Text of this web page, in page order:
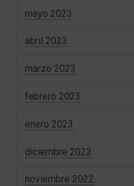
mayo 2023
abril 2023
marzo 2023
febrero 2023
enero 2023
diciembre 2022
noviembre 2022